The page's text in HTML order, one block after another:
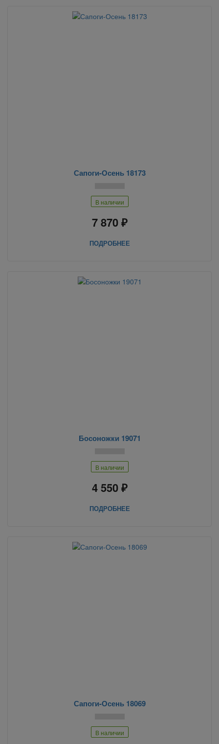
Сапоги-Осень 18173
В наличии
7 870 ₽
ПОДРОБНЕЕ
Босоножки 19071
В наличии
4 550 ₽
ПОДРОБНЕЕ
Сапоги-Осень 18069
В наличии